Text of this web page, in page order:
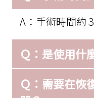
A：手術時間約
Ｑ：是使用什
Ｑ：需要在恢